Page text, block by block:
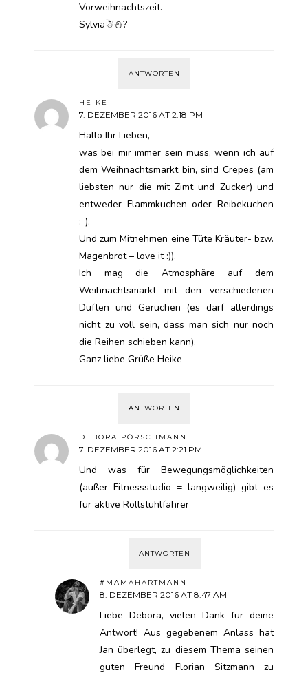
Vorweihnachtszeit.
Sylvia☃⛄?
ANTWORTEN
HEIKE
7. DEZEMBER 2016 AT 2:18 PM
Hallo Ihr Lieben,
was bei mir immer sein muss, wenn ich auf
dem Weihnachtsmarkt bin, sind Crepes (am
liebsten nur die mit Zimt und Zucker) und
entweder Flammkuchen oder Reibekuchen
:-).
Und zum Mitnehmen eine Tüte Kräuter- bzw.
Magenbrot – love it :)).
Ich mag die Atmosphäre auf dem
Weihnachtsmarkt mit den verschiedenen
Düften und Gerüchen (es darf allerdings
nicht zu voll sein, dass man sich nur noch
die Reihen schieben kann).
Ganz liebe Grüße Heike
ANTWORTEN
DEBORA PÖRSCHMANN
7. DEZEMBER 2016 AT 2:21 PM
Und was für Bewegungsmöglichkeiten
(außer Fitnessstudio = langweilig) gibt es
für aktive Rollstuhlfahrer
ANTWORTEN
#MAMAHARTMANN
8. DEZEMBER 2016 AT 8:47 AM
Liebe Debora, vielen Dank für deine
Antwort! Aus gegebenem Anlass hat
Jan überlegt, zu diesem Thema seinen
guten Freund Florian Sitzmann zu